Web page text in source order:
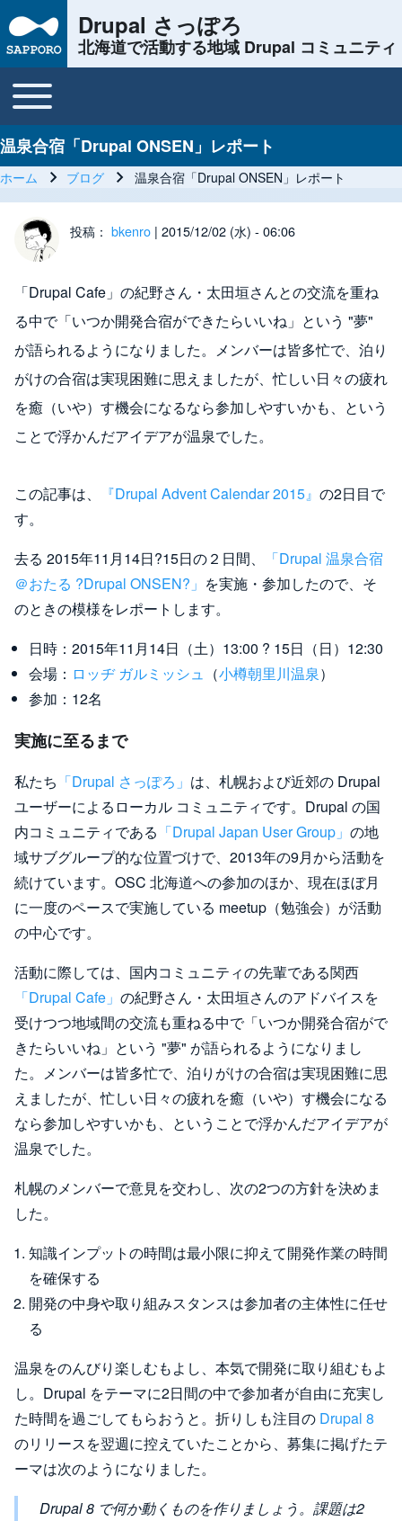
Drupal さっぽろ
北海道で活動する地域 Drupal コミュニティ
Main navigation
Toggle main menu
温泉合宿「Drupal ONSEN」レポート
ホーム ブログ 温泉合宿「Drupal ONSEN」レポート
投稿： bkenro | 2015/12/02 (水) - 06:06
「Drupal Cafe」の紀野さん・太田垣さんとの交流を重ね
る中で「いつか開発合宿ができたらいいね」という "夢"
が語られるようになりました。メンバーは皆多忙で、泊り
がけの合宿は実現困難に思えましたが、忙しい日々の疲れ
を癒（いや）す機会になるなら参加しやすいかも、という
ことで浮かんだアイデアが温泉でした。
この記事は、 『Drupal Advent Calendar 2015』 の2日目で
す。
去る 2015年11月14日?15日の２日間、
「Drupal 温泉合宿
＠おたる ?Drupal ONSEN?」 を実施・参加したので、そ
のときの模様をレポートします。
日時：2015年11月14日（土）13:00 ? 15日（日）12:30
会場： ロッヂ ガルミッシュ （小樽朝里川温泉）
参加：12名
実施に至るまで
私たち 「Drupal さっぽろ」 は、札幌および近郊の Drupal
ユーザーによるローカル コミュニティです。Drupal の国
内コミュニティである 「Drupal Japan User Group」 の地
域サブグループ的な位置づけで、2013年の9月から活動を
続けています。OSC 北海道への参加のほか、現在ほぼ月
に一度のペースで実施している meetup（勉強会）が活動
の中心です。
活動に際しては、国内コミュニティの先輩である関西
「Drupal Cafe」 の紀野さん・太田垣さんのアドバイスを
受けつつ地域間の交流も重ねる中で「いつか開発合宿がで
きたらいいね」という "夢" が語られるようになりまし
た。メンバーは皆多忙で、泊りがけの合宿は実現困難に思
えましたが、忙しい日々の疲れを癒（いや）す機会になる
なら参加しやすいかも、ということで浮かんだアイデアが
温泉でした。
札幌のメンバーで意見を交わし、次の2つの方針を決めま
した。
知識インプットの時間は最小限に抑えて開発作業の時間
を確保する
開発の中身や取り組みスタンスは参加者の主体性に任せ
る
温泉をのんびり楽しむもよし、本気で開発に取り組むもよ
し。Drupal をテーマに2日間の中で参加者が自由に充実し
た時間を過ごしてもらおうと。折りしも注目の Drupal 8
のリリースを翌週に控えていたことから、募集に掲げたテ
ーマは次のようになりました。
Drupal 8 で何か動くものを作りましょう。課題は2